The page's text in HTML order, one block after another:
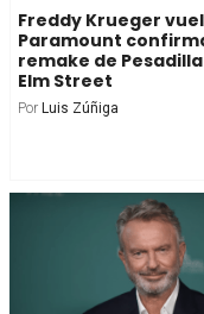
Freddy Krueger
Paramount
remake de
Elm Street
Por Luis Zúñiga